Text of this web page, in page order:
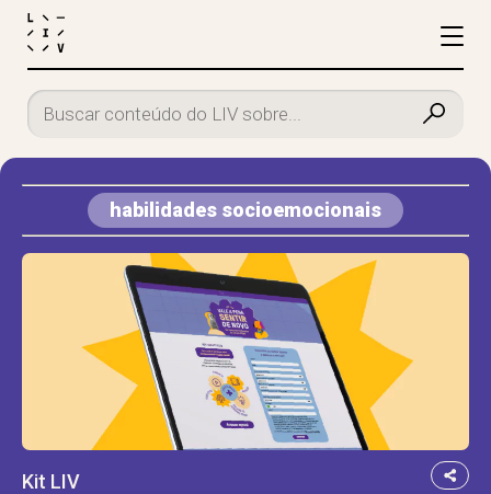
habilidades socioemocionais
Kit LIV